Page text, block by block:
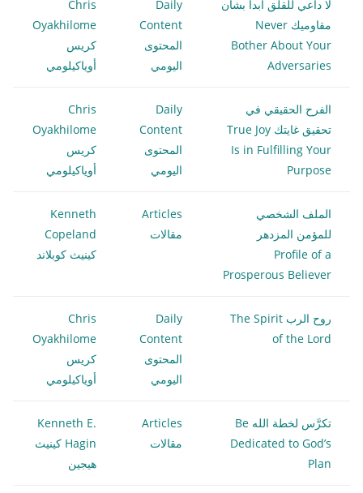
لا داعي للقلق أبداً بشأن
مقاوميك Never
Bother About Your
Adversaries
Daily
Content
المحتوى
اليومي
Chris
Oyakhilome
كريس
أوياكيلومي
الفرح الحقيقي في
تحقيق غايتك True Joy
Is in Fulfilling Your
Purpose
Daily
Content
المحتوى
اليومي
Chris
Oyakhilome
كريس
أوياكيلومي
الملف الشخصي
للمؤمن المزدهر
Profile of a
Prosperous Believer
Articles
مقالات
Kenneth
Copeland
كينيث كوبلاند
روح الرب The Spirit
of the Lord
Daily
Content
المحتوى
اليومي
Chris
Oyakhilome
كريس
أوياكيلومي
تكرَّس لخطة الله Be
Dedicated to God’s
Plan
Articles
مقالات
Kenneth E.
Hagin كينيث
هيجين